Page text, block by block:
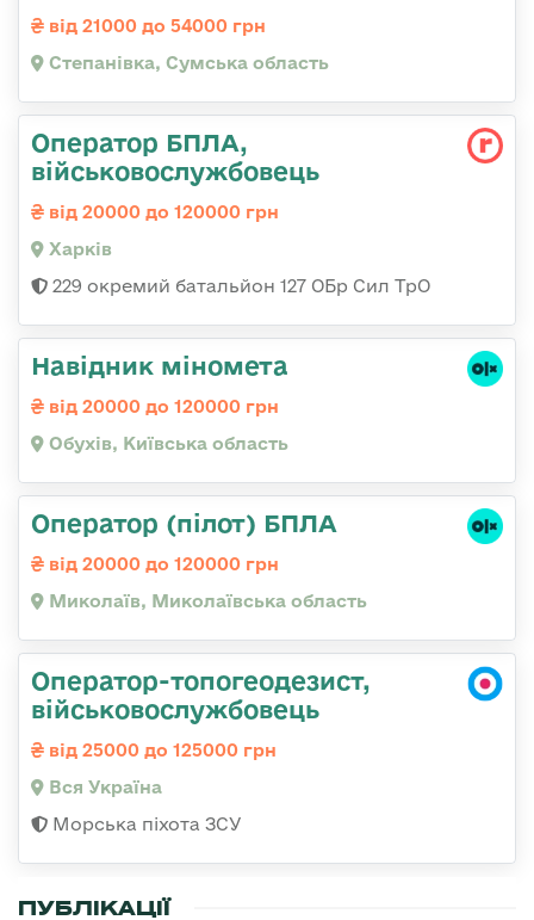
від 21000 до 54000 грн
Степанівка, Сумська область
Оператор БПЛА,
військовослужбовець
від 20000 до 120000 грн
Харків
229 окремий батальйон 127 ОБр Сил ТрО
Навідник міномета
від 20000 до 120000 грн
Обухів, Київська область
Оператор (пілот) БПЛА
від 20000 до 120000 грн
Миколаїв, Миколаївська область
Оператор-топогеодезист,
військовослужбовець
від 25000 до 125000 грн
Вся Україна
Морська піхота ЗСУ
ПУБЛІКАЦІЇ